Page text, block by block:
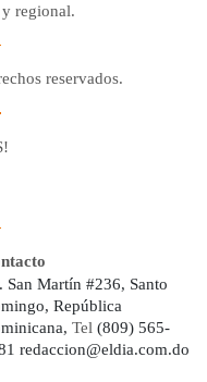
regional.
reservados.
San Martín #236, Santo
República
Tel (809) 565-
redaccion@eldia.com.do